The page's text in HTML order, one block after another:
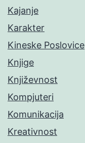
Kajanje
Karakter
Kineske Poslovice
Knjige
Književnost
Kompjuteri
Komunikacija
Kreativnost